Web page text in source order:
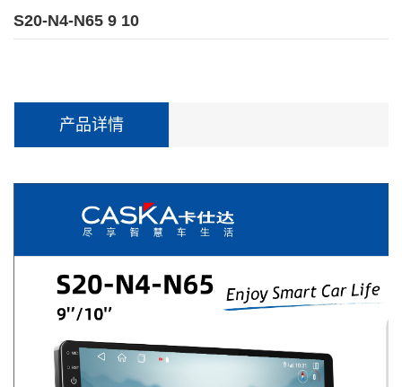
S20-N4-N65 9 10
产品详情